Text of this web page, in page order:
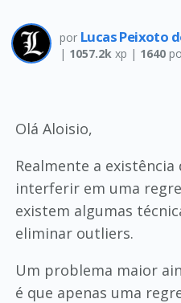
por Lucas Peixoto
| 1057.2k xp | 1640
Olá Aloisio,
Realmente a
interferir em uma
existem algumas
eliminar outliers.
Um problema maior
é que apenas uma